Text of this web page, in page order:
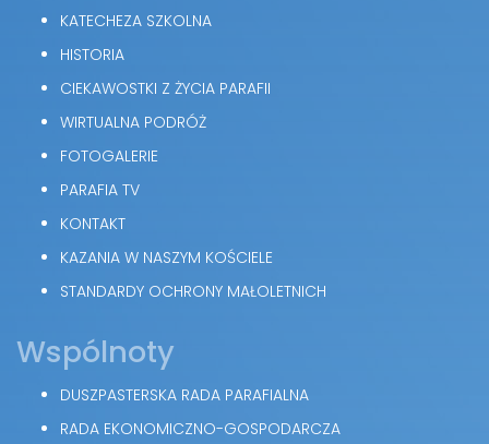
KATECHEZA SZKOLNA
HISTORIA
CIEKAWOSTKI Z ŻYCIA PARAFII
WIRTUALNA PODRÓŻ
FOTOGALERIE
PARAFIA TV
KONTAKT
KAZANIA W NASZYM KOŚCIELE
STANDARDY OCHRONY MAŁOLETNICH
Wspólnoty
DUSZPASTERSKA RADA PARAFIALNA
RADA EKONOMICZNO-GOSPODARCZA